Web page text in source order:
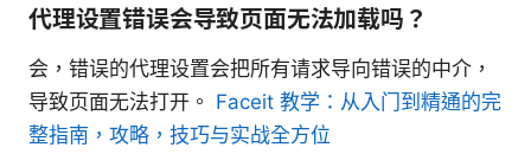
代理设置错误会导致页面无法加载吗？
会，错误的代理设置会把所有请求导向错误的中介，
导致页面无法打开。 Faceit 教学：从入门到精通的完
整指南，攻略，技巧与实战全方位